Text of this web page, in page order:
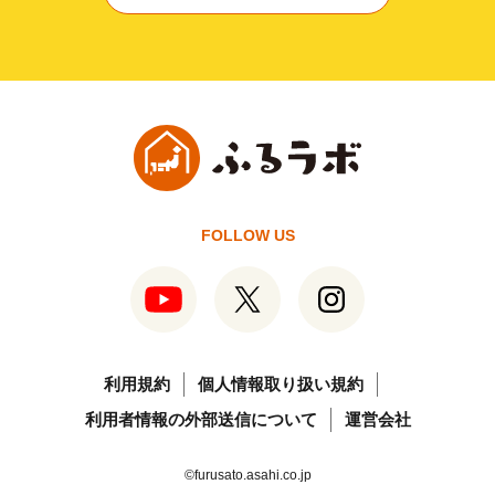
FOLLOW US
利用規約
個人情報取り扱い規約
利用者情報の外部送信について
運営会社
©furusato.asahi.co.jp